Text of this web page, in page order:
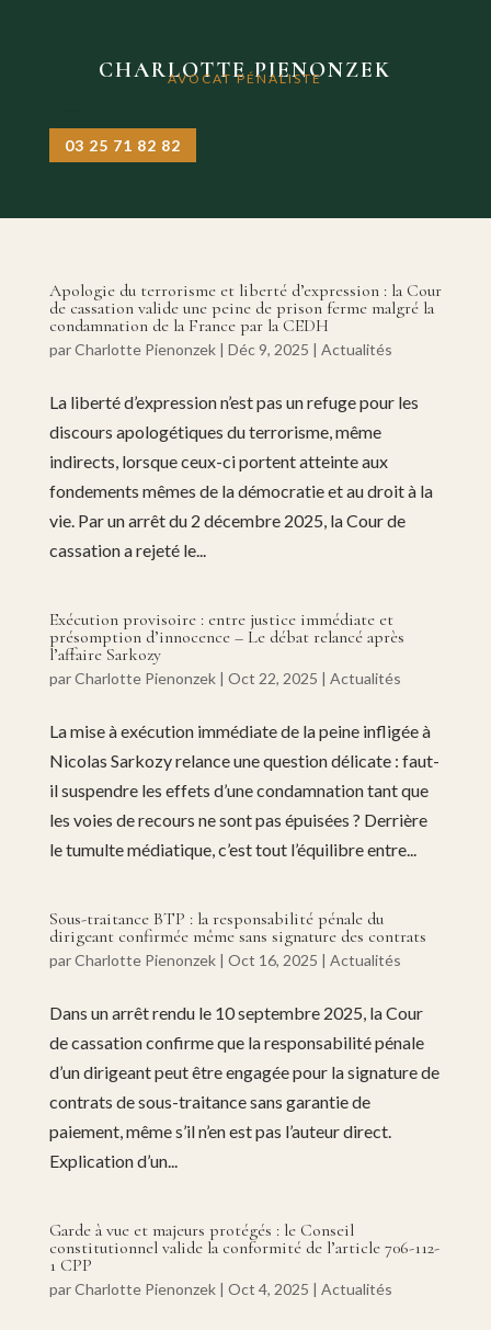
CHARLOTTE PIENONZEK
AVOCAT PÉNALISTE
03 25 71 82 82
Apologie du terrorisme et liberté d’expression : la Cour
de cassation valide une peine de prison ferme malgré la
condamnation de la France par la CEDH
parCharlotte Pienonzek| Déc 9, 2025 | Actualités
La liberté d’expression n’est pas un refuge pour les
discours apologétiques du terrorisme, même
indirects, lorsque ceux-ci portent atteinte aux
fondements mêmes de la démocratie et au droit à la
vie. Par un arrêt du 2 décembre 2025, la Cour de
cassation a rejeté le...
Exécution provisoire : entre justice immédiate et
présomption d’innocence – Le débat relancé après
l’affaire Sarkozy
parCharlotte Pienonzek| Oct 22, 2025 | Actualités
La mise à exécution immédiate de la peine infligée à
Nicolas Sarkozy relance une question délicate : faut-
il suspendre les effets d’une condamnation tant que
les voies de recours ne sont pas épuisées ? Derrière
le tumulte médiatique, c’est tout l’équilibre entre...
Sous-traitance BTP : la responsabilité pénale du
dirigeant confirmée même sans signature des contrats
parCharlotte Pienonzek| Oct 16, 2025 | Actualités
Dans un arrêt rendu le 10 septembre 2025, la Cour
de cassation confirme que la responsabilité pénale
d’un dirigeant peut être engagée pour la signature de
contrats de sous-traitance sans garantie de
paiement, même s’il n’en est pas l’auteur direct.
Explication d’un...
Garde à vue et majeurs protégés : le Conseil
constitutionnel valide la conformité de l’article 706-112-
1 CPP
parCharlotte Pienonzek| Oct 4, 2025 | Actualités